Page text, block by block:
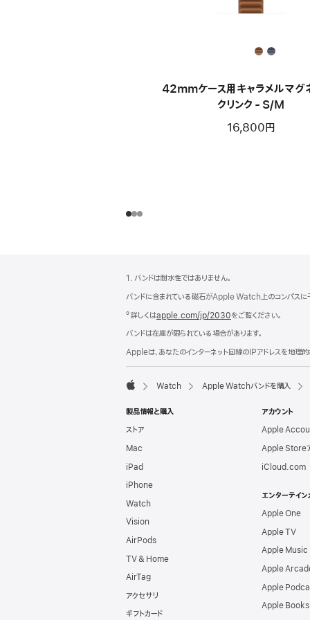
42mmケース用キャラメルマグ
クリンク - S/M
16,800円
タ
ー
注
1. バンドは耐水性ではありません。
バンドに含まれている磁石がApple Watch上のコンパスに
º 詳しくはapple.com/jp/2030をご覧ください。
バンドは在庫が限られている場合があります。
Appleは、あなたのインターネット回線のIPアドレスを地理
Watch Apple Watchバンドを購入
製品情報と購入
ストア
Mac
iPad
iPhone
Watch
Vision
AirPods
TV & Home
AirTag
アクセサリ
ギフトカード
アカウント
Apple
Apple Storeア
iCloud.com
エンターテイン
Apple One
Apple TV
Apple Music
Apple
Apple
Apple Books